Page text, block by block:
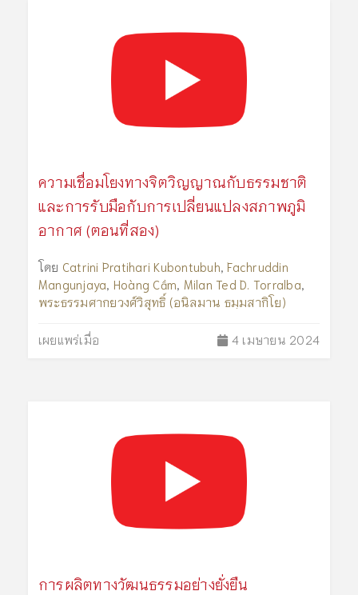
ความเชื่อมโยงทางจิตวิญญาณกับธรรมชาติ
และการรับมือกับการเปลี่ยนแปลงสภาพภูมิ
อากาศ (ตอนที่สอง)
โดย Catrini Pratihari Kubontubuh,Fachruddin
Mangunjaya, Hoàng Cầm, Milan Ted D. Torralba,
พระธรรมศากยวงศ์วิสุทธิ์ (อนิลมาน ธมฺมสากิโย)
เผยแพร่เมื่อ 4 เมษายน 2024
การผลิตทางวัฒนธรรมอย่างยั่งยืน